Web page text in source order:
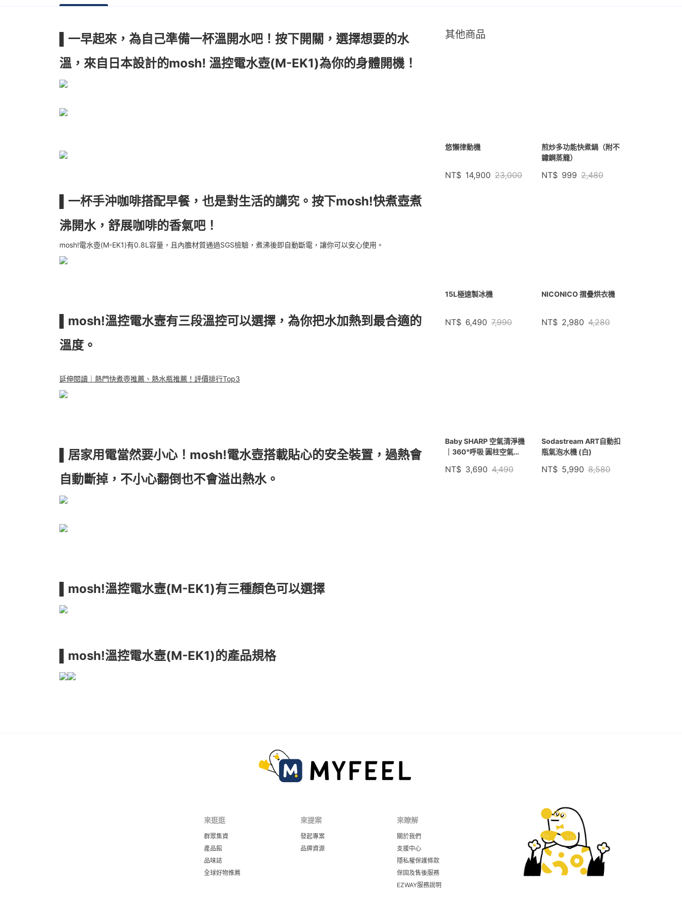
▌一早起來，為自己準備一杯溫開水吧！按下開關，選擇想要的水
溫，來自日本設計的mosh! 溫控電水壺(M-EK1)為你的身體開機！
▌一杯手沖咖啡搭配早餐，也是對生活的講究。按下mosh!快煮壺煮
沸開水，舒展咖啡的香氣吧！
mosh!電水壺(M-EK1)有0.8L容量，且內膽材質通過SGS檢驗，煮沸後即自動斷電，讓你可以安心使用。
▌mosh!溫控電水壼有三段溫控可以選擇，為你把水加熱到最合適的
溫度。
延伸閱讀｜熱門快煮壺推薦、熱水瓶推薦！評價排行Top3
▌居家用電當然要小心！mosh!電水壺搭載貼心的安全裝置，過熱會
自動斷掉，不小心翻倒也不會溢出熱水。
▌mosh!溫控電水壼(M-EK1)有三種顏色可以選擇
▌mosh!溫控電水壼(M-EK1)的產品規格
其他商品
悠懶律動機
NT$ 14,900 23,000
煎炒多功能快煮鍋（附不
鏽鋼蒸籠）
NT$ 999 2,480
15L極速製冰機
NT$ 6,490 7,990
NICONICO 摺疊烘衣機
NT$ 2,980 4,280
Baby SHARP 空氣清淨機
｜360°呼吸 圓柱空氣清
NT$ 3,690 4,490
Sodastream ART自動扣
瓶氣泡水機 (白)
NT$ 5,990 8,580
來逛逛
群眾集資
產品館
品味誌
全球好物推薦
來提案
發起專案
品牌資源
來瞭解
關於我們
支援中心
隱私權保護條款
保固及售後服務
EZWAY服務說明